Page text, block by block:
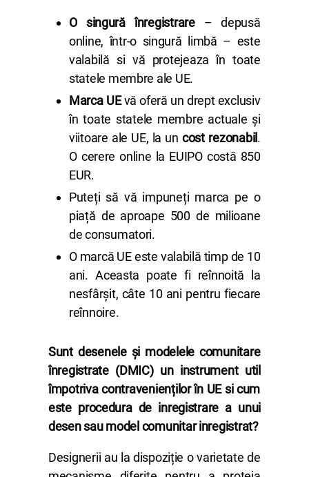
O singură înregistrare – depusă
online, într-o singură limbă – este
valabilă si vă protejeaza în toate
statele membre ale UE.
Marca UEvă oferă un drept exclusiv
în toate statele membre actuale și
viitoare ale UE, la un cost rezonabil.
O cerere online la EUIPO costă 850
EUR.
Puteți să vă impuneți marca pe o
piață de aproape 500 de milioane
de consumatori.
O marcă UE este valabilă timp de 10
ani. Aceasta poate fi reînnoită la
nesfârșit, câte 10 ani pentru fiecare
reînnoire.
Sunt desenele și modelele comunitare
înregistrate (DMIC) un instrument util
împotriva contravenienților în UE si cum
este procedura de inregistrare a unui
desen sau model comunitar inregistrat?
Designerii au la dispoziție o varietate de